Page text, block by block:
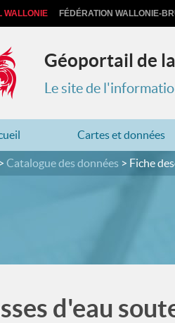
WALLONIE FÉDÉRATION WALLONIE-
Géoportail de
Le site de
Cartes et données
Catalogue des données Fiche
d'eau